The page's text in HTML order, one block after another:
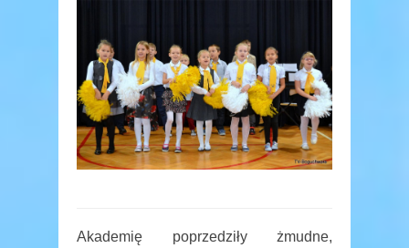
Akademię poprzedziły żmudne,